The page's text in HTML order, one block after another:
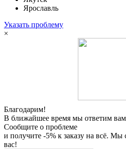
Ярославль
Указать проблему
×
Благодарим!
В ближайшее время мы ответим
Сообщите о проблеме
и получите -5% к заказу на всё. Мы
вас!